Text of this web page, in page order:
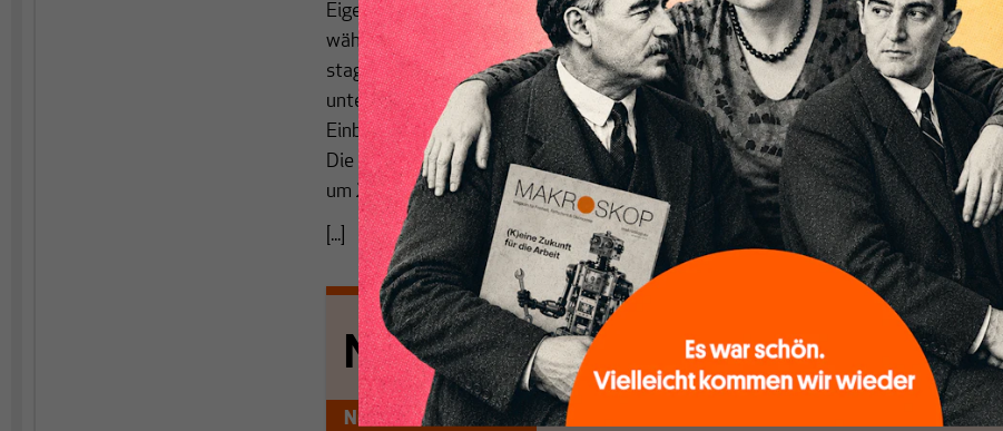
Eigentumsprodukte mit gesunder, aber ebenfalls abgeschwächter Rate zu,
während der Wirtschaftsbau stark einbrach und die Ausrüstungsinvestitionen
stagnierten. Die Staatsausgaben der Bundesregierung legten minimal zu. Die
unteren Staatsebenen dagegen reduzierten ihre Ausgaben etwas. Einen kräftigen
Einbruch erfuhren die amerikanischen Exporte, die um 7 Prozent schrumpften.
Die Importe sind dagegen weiter gewachsen, wenngleich laut Vorabschätzung nur
um 2 Prozent.
[...]
Nichts schreibt sich von allein!
Nur für Abonnenten